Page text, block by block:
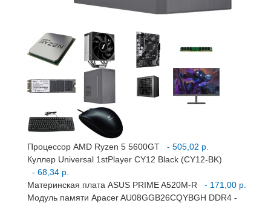
Процессор AMD Ryzen 5 5600GT
- 505,02 р.
Куллер Universal 1stPlayer CY12 Black (CY12-BK)
- 68,34 р.
Материнская плата ASUS PRIME A520M-R
- 171,00 р.
Модуль памяти Apacer AU08GGB26CQYBGH DDR4 -